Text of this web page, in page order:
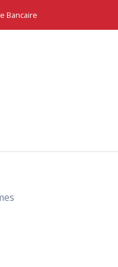
Bancaire